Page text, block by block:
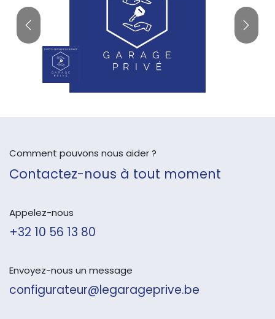
Précédent
Comment pouvons nous aider ?
Contactez-nous à tout moment
Appelez-nous
+32 10 56 13 80
Envoyez-nous un message
configurateur@legarageprive.be